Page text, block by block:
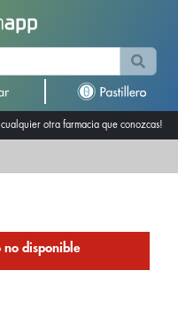
otra farmacia que conozcas!
disponible